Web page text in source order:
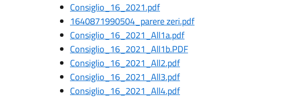
Consiglio_16_2021.pdf
1640871990504_parere zeri.pdf
Consiglio_16_2021_All1a.pdf
Consiglio_16_2021_All1b.PDF
Consiglio_16_2021_All2.pdf
Consiglio_16_2021_All3.pdf
Consiglio_16_2021_All4.pdf